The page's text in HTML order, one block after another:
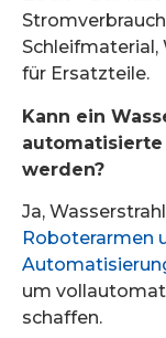
für Ersatzteile.
Kann ein
werden?
Ja,
Roboterarmen
um
schaffen.